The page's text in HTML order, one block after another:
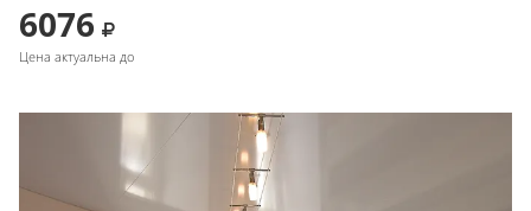
6076
Цена актуальна до